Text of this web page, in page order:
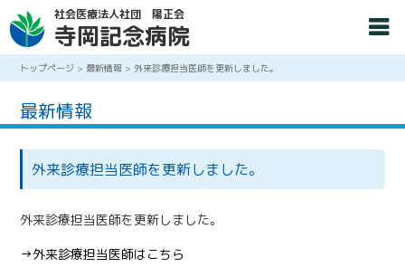
社会医療法人社団 陽正会
寺岡記念病院
トップページ > 最新情報 >外来診療担当医師を更新しました。
最新情報
外来診療担当医師を更新しました。
外来診療担当医師を更新しました。
→外来診療担当医師はこちら